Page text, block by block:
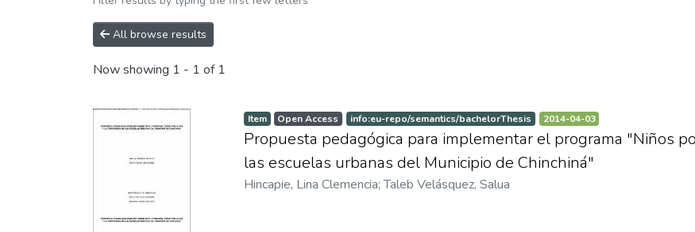
All browse results
Now showing 1 - 1 of 1
Item Open Access info:eu-repo/semantics/bachelorThesis 2014-04-03
Propuesta pedagógica para implementar el programa "Niños
las escuelas urbanas del Municipio de Chinchiná"
Hincapie, Lina Clemencia;Taleb Velásquez, Salua